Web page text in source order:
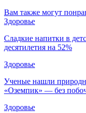
Вам также могут
Здоровье
Сладкие напитки в
десятилетия на 52%
Здоровье
Ученые нашли
«Оземпик» — без
Здоровье